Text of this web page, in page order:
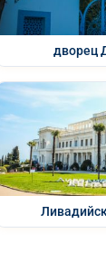
дворец